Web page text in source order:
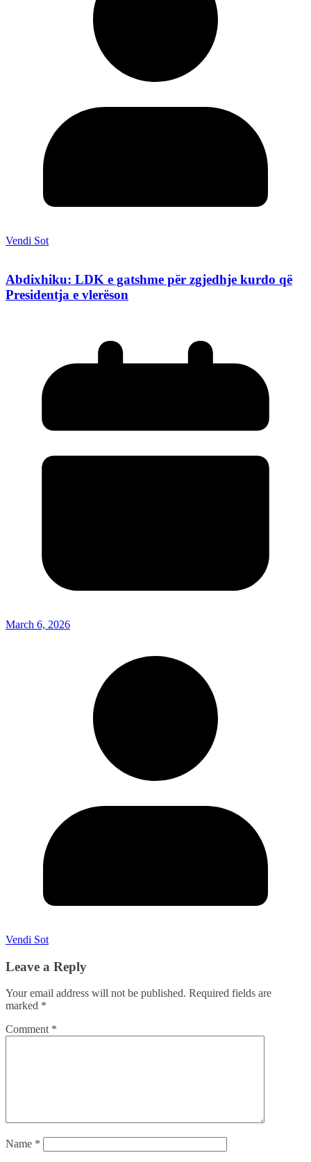
Vendi Sot
Abdixhiku: LDK e gatshme për zgjedhje kurdo që
Presidentja e vlerëson
March 6, 2026
Vendi Sot
Leave a Reply
Your email address will not be published. Required fields are
marked *
Comment *
Name *